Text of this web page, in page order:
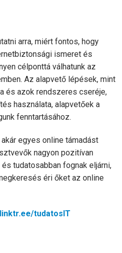
arra, miért fontos, hogy
ismeret és
célponttá válhatunk az
Az alapvető lépések, mint
és azok rendszeres cseréje,
használata, alapvetőek a
fenntartásához.
egyes online támadást
nagyon pozitívan
tudatosabban fognak eljárni,
éri őket az online
tudatosIT